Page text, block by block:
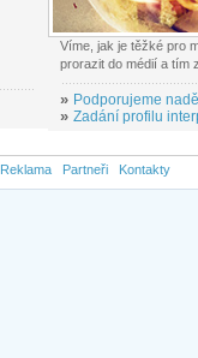
Víme, jak je těžké pro
prorazit do médií a tím
» Podporujeme
» Zadání profilu
Reklama Partneři Kontakty